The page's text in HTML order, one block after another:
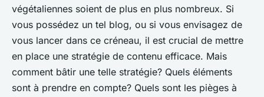
végétaliennes soient de plus en plus nombreux. Si
vous possédez un tel blog, ou si vous envisagez de
vous lancer dans ce créneau, il est crucial de mettre
en place une stratégie de contenu efficace. Mais
comment bâtir une telle stratégie? Quels éléments
sont à prendre en compte? Quels sont les pièges à